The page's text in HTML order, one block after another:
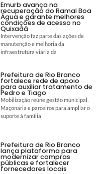
Emurb avança na
recuperação do Ramal Boa
Água e garante melhores
condições de acesso no
Quixadá
Intervenção faz parte das ações de
manutenção e melhoria da
infraestrutura viária da
Prefeitura de Rio Branco
fortalece rede de apoio
para auxiliar tratamento de
Pedro e Tiago
Mobilização reúne gestão municipal,
Maçonaria e parceiros para ampliar o
suporte à família
Prefeitura de Rio Branco
lança plataforma para
modernizar compras
públicas e fortalecer
fornecedores locais